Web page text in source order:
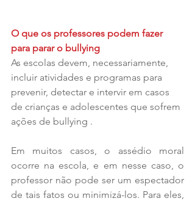
O que os professores podem fazer
para parar o bullying
As escolas devem, necessariamente,
incluir atividades e programas para
prevenir, detectar e intervir em casos
de crianças e adolescentes que sofrem
ações de bullying .
Em muitos casos, o assédio moral
ocorre na escola, e em nesse caso, o
professor não pode ser um espectador
de tais fatos ou minimizá-los. Para eles,